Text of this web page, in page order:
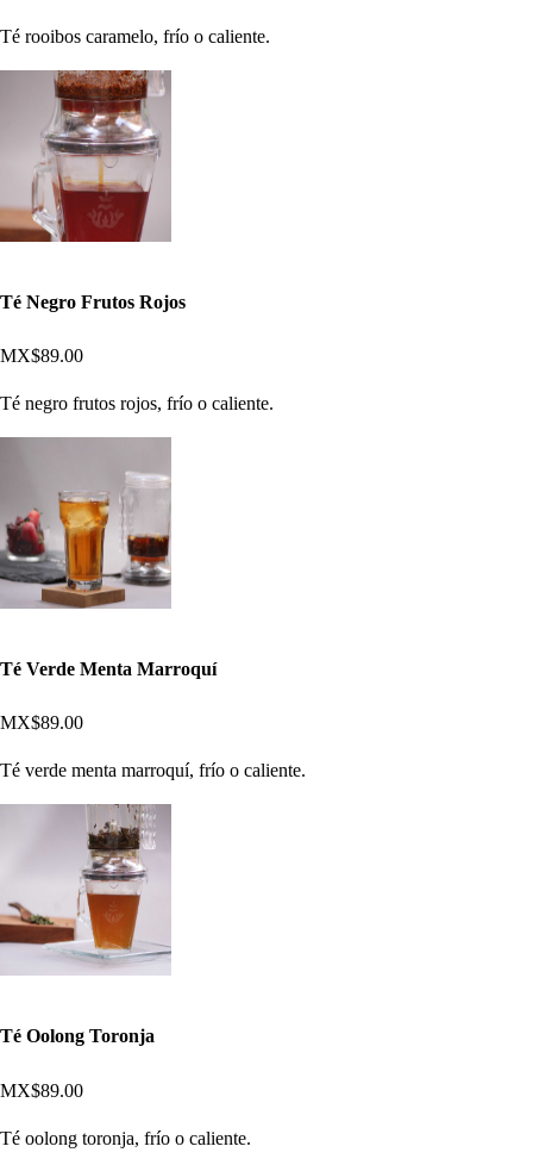
Té rooibos caramelo, frío o caliente.
Té Negro Frutos Rojos
MX$89.00
Té negro frutos rojos, frío o caliente.
Té Verde Menta Marroquí
MX$89.00
Té verde menta marroquí, frío o caliente.
Té Oolong Toronja
MX$89.00
Té oolong toronja, frío o caliente.